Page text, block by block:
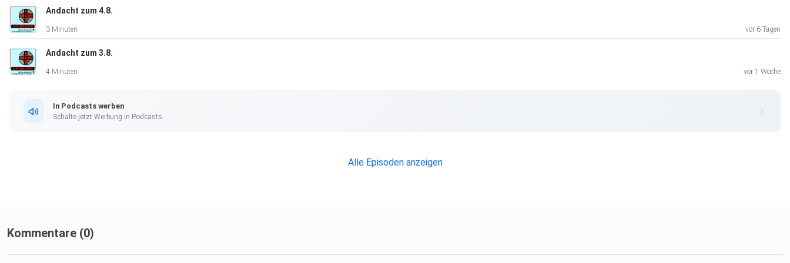
Andacht zum 4.8.
3 Minuten vor 6 Tagen
Andacht zum 3.8.
4 Minuten vor 1 Woche
In Podcasts werben
Schalte jetzt Werbung in Podcasts.
Alle Episoden anzeigen
Kommentare (0)